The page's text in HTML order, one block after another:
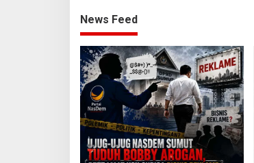
News Feed